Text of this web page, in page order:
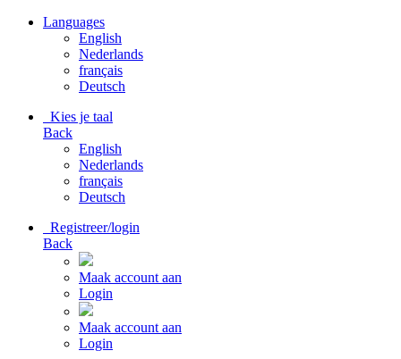
Languages
English
Nederlands
français
Deutsch
Kies je taal
Back
English
Nederlands
français
Deutsch
Registreer/login
Back
Maak account aan
Login
Maak account aan
Login